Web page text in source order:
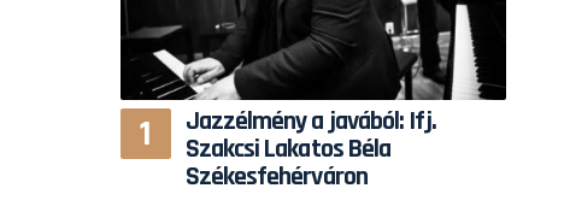
Jazzélmény a javából: Ifj.
Szakcsi Lakatos Béla
Székesfehérváron